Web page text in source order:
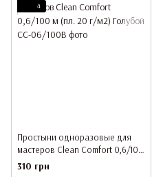
4
Простыни одноразовые для
мастеров Clean Comfort 0,6/100
м (пл. 20 г/м2) Голубой
310 грн